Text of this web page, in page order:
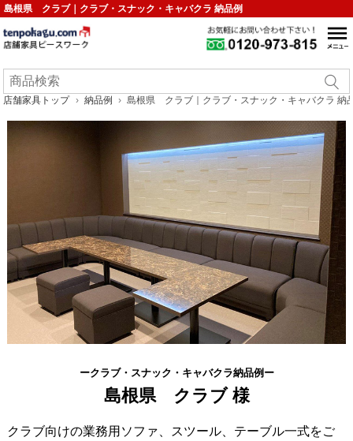
島根県 クラブ｜クラブ・スナック・キャバクラ 納品例
店舗家具トップ 納品例 島根県 クラブ｜クラブ・スナック・キャバクラ 納
ークラブ・スナック・キャバクラ納品例ー
島根県 クラブ 様
クラブ向けの業務用ソファ、スツール、テーブル一式をご